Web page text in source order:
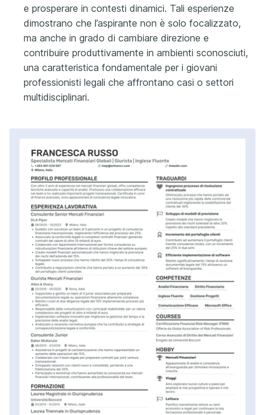
e prosperare in contesti dinamici. Tali esperienze
dimostrano che l’aspirante non è solo focalizzato,
ma anche in grado di cambiare direzione e
contribuire produttivamente in ambienti sconosciuti,
una caratteristica fondamentale per i giovani
professionisti legali che affrontano casi o settori
multidisciplinari.